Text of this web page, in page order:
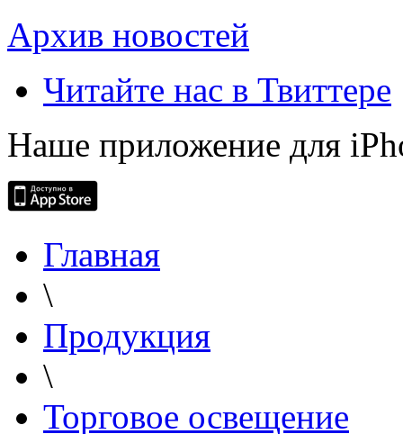
Архив новостей
Читайте нас в Твиттере
Наше приложение для
Главная
\
Продукция
\
Торговое освещение